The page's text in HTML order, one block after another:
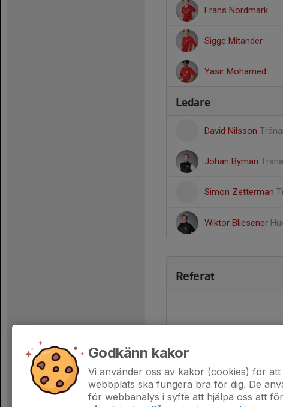
Frans Nordmark
Sigge Mitander
Yasir Mohamed
Ledare
David Nilsson
Johan Byman
Simon Zetterman
Wiktor Bliesener
Referat
Godkänn kakor
Vi använder oss av kakor (cookies) för
webbplats ska fungera bra för dig. De
för webbanalys i syfte att hjälpa oss att